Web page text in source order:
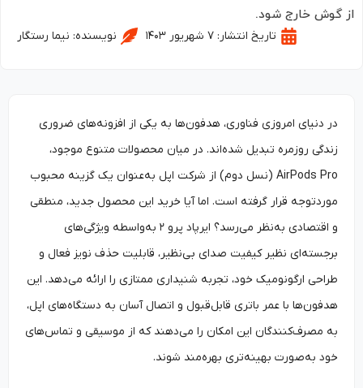
گوش خارج شود.
تاریخ انتشار: ۷ شهریور ۱۴۰۳ نویسنده:نیما رستگار
در دنیای امروزی فناوری، هدفون‌ها به یکی از افزونه‌های ضروری
زندگی روزمره تبدیل شده‌اند. در میان محصولات متنوع موجود،
AirPods Pro (نسل دوم) از شرکت اپل به‌عنوان یک گزینه محبوب
موردتوجه قرار گرفته است. اما آیا خرید این محصول جدید، منطقی
و اقتصادی به‌نظر می‌رسد؟ ایرپاد پرو ۲ به‌واسطه ویژگی‌های
برجسته‌ای نظیر کیفیت صدای بی‌نظیر، قابلیت حذف نویز فعال و
طراحی ارگونومیک خود، تجربه شنیداری ممتازی را ارائه می‌دهد. این
هدفون‌ها با عمر باتری قابل‌‌قبول و اتصال آسان به دستگاه‌های اپل،
به مصرف‌کنندگان این امکان را می‌دهند که از موسیقی و تماس‌های
خود به‌صورت بهینه‌تری بهره‌مند شوند.